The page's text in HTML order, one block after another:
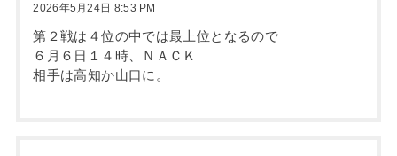
2026年5月24日 8:53 PM
第２戦は４位の中では最上位となるので
６月６日１４時、ＮＡＣＫ
相手は高知か山口に。